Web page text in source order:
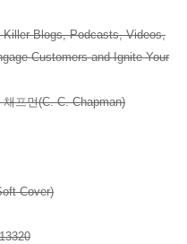
Blogs, Podcasts, Videos,
Customers and Ignite Your
프먼(C. C. Chapman)
Cover)